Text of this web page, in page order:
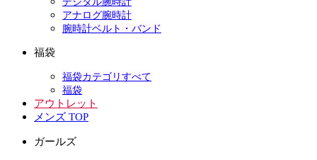
アナログ腕時計
腕時計ベルト・バンド
福袋
福袋カテゴリすべて
福袋
アウトレット
メンズ TOP
ガールズ